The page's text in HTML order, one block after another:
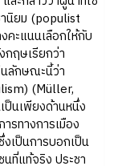
นิยม (populist
ะแนนเลือกให้กับ
ฤษเรียกว่า
นลักษณะนี้ว่า
(Müller,
นเพียงด้านหนึ่ง
รทางการเมือง
เป็นการบอกเป็น
ที่แท้จริง ประชา